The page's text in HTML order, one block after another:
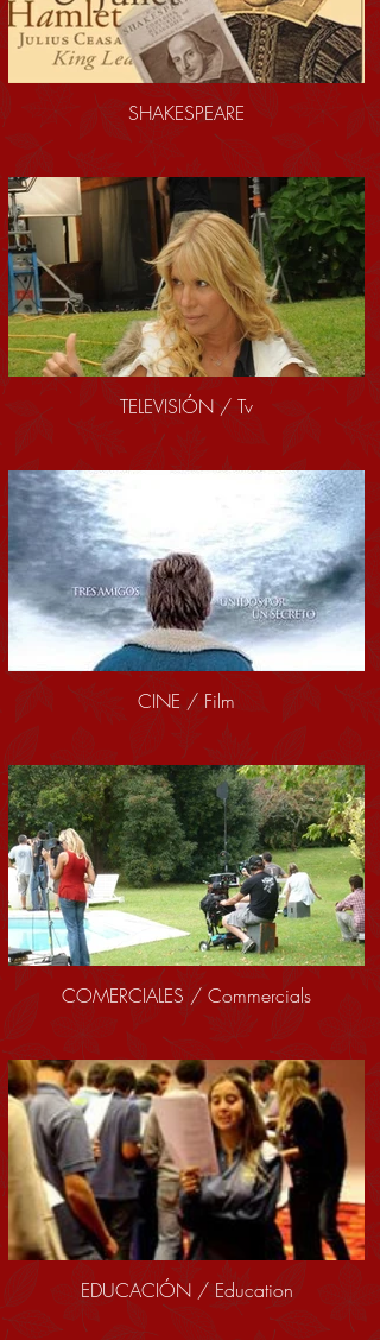
SHAKESPEARE
TELEVISIÓN / Tv
CINE / Film
COMERCIALES / Commercials
EDUCACIÓN / Education